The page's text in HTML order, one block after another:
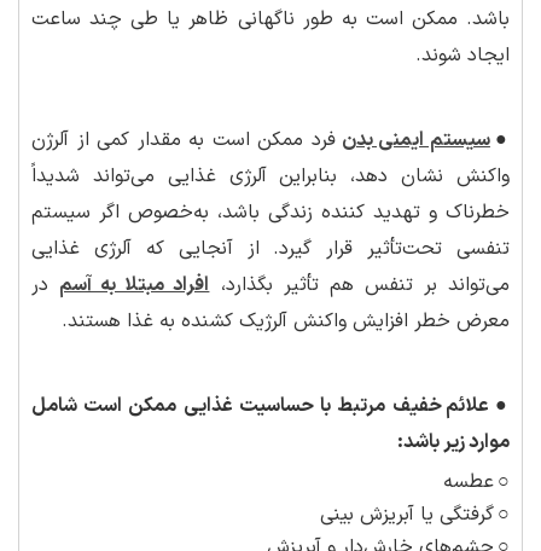
باشد. ممکن است به طور ناگهانی ظاهر یا طی چند ساعت
ایجاد شوند.
●سیستم ایمنی بدن فرد ممکن است به مقدار کمی از آلرژن
واکنش نشان دهد، بنابراین آلرژی غذایی می‌تواند شدیداً
خطرناک و تهدید کننده زندگی باشد، به‌خصوص اگر سیستم
تنفسی تحت‌تأثیر قرار گیرد. از آنجایی که آلرژی غذایی
می‌تواند بر تنفس هم تأثیر بگذارد،افراد مبتلا به آسم در
معرض خطر افزایش واکنش آلرژیک کشنده به غذا هستند.
● علائم خفیف مرتبط با حساسیت غذایی ممکن است شامل
موارد زیر باشد:
○عطسه
○گرفتگی یا آبریزش بینی